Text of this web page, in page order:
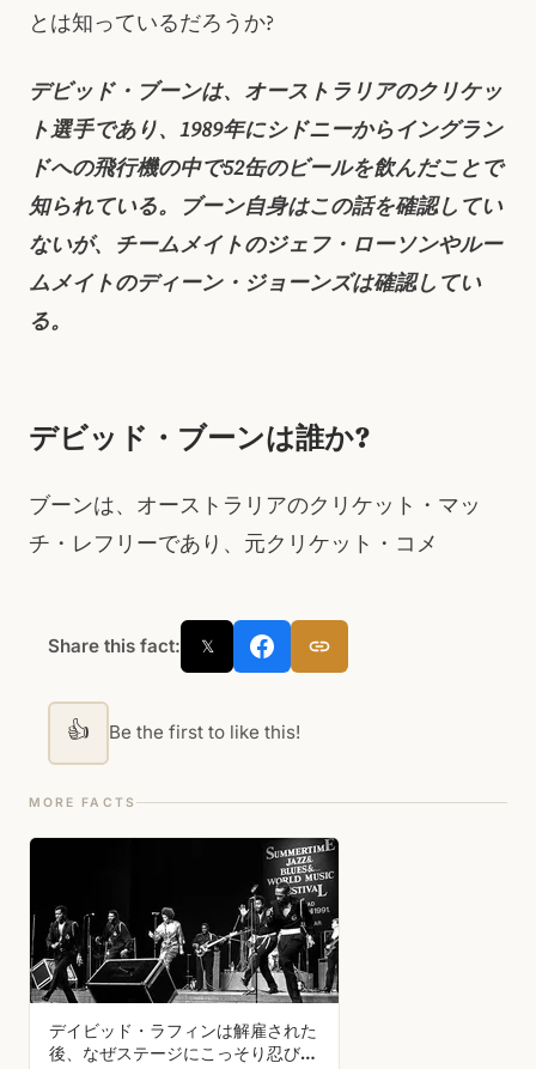
とは知っているだろうか?
デビッド・ブーンは、オーストラリアのクリケッ
ト選手であり、1989年にシドニーからイングラン
ドへの飛行機の中で52缶のビールを飲んだことで
知られている。ブーン自身はこの話を確認してい
ないが、チームメイトのジェフ・ローソンやルー
ムメイトのディーン・ジョーンズは確認してい
る。
デビッド・ブーンは誰か?
ブーンは、オーストラリアのクリケット・マッ
チ・レフリーであり、元クリケット・コメ
Share this fact: 𝕏
👍 Be the first to like this!
MORE FACTS
デイビッド・ラフィンは解雇された
後、なぜステージにこっそり忍び込